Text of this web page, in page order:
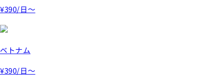
¥390/日～
ベトナム
¥390/日～